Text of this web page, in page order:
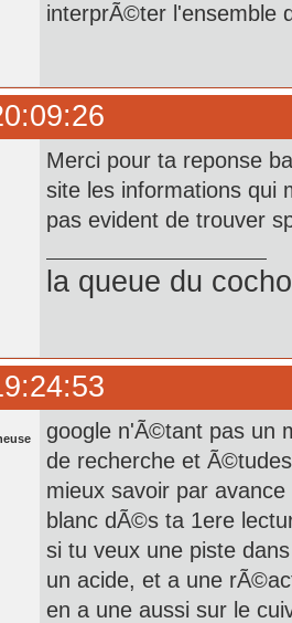
interprÃ©ter l'ensemble
Merci pour ta reponse
site les informations qui
pas evident de trouver
la queue du
google n'Ã©tant pas un
de recherche et
mieux savoir par
blanc dÃ©s ta 1ere
si tu veux une piste
un acide, et a une
en a une aussi sur le